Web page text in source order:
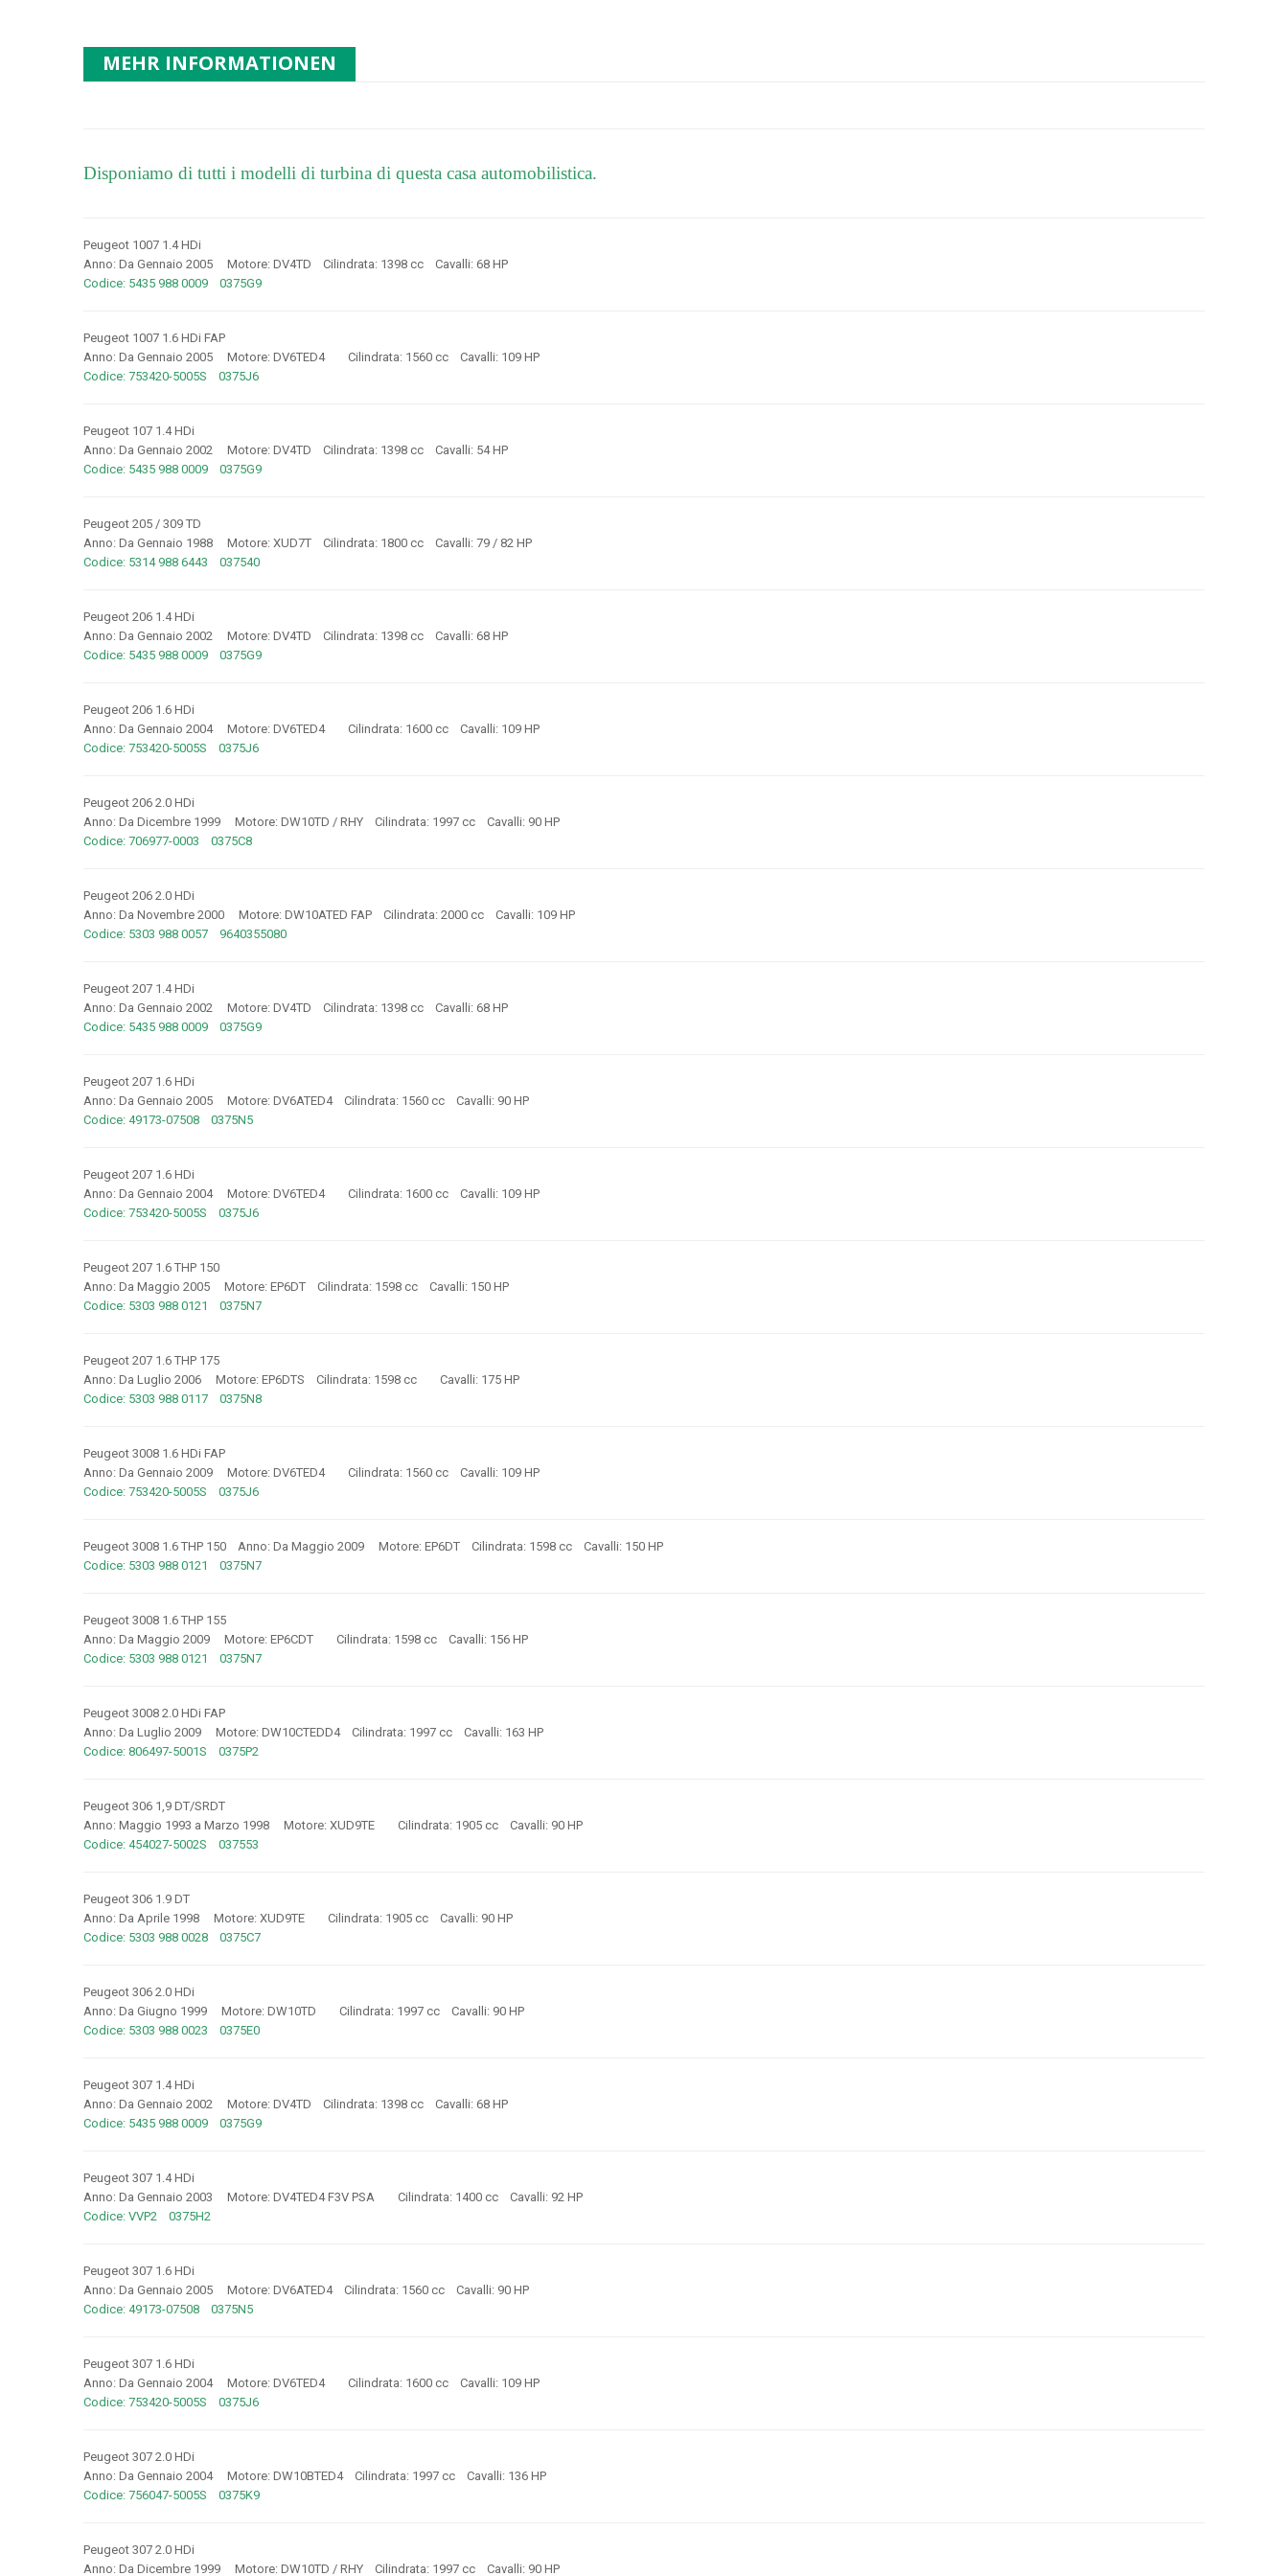
MEHR INFORMATIONEN
Disponiamo di tutti i modelli di turbina di questa casa automobilistica.
Peugeot 1007 1.4 HDi
Anno: Da Gennaio 2005 Motore: DV4TD Cilindrata: 1398 cc Cavalli: 68 HP
Codice: 5435 988 0009 0375G9
Peugeot 1007 1.6 HDi FAP
Anno: Da Gennaio 2005 Motore: DV6TED4 Cilindrata: 1560 cc Cavalli: 109 HP
Codice: 753420-5005S 0375J6
Peugeot 107 1.4 HDi
Anno: Da Gennaio 2002 Motore: DV4TD Cilindrata: 1398 cc Cavalli: 54 HP
Codice: 5435 988 0009 0375G9
Peugeot 205 / 309 TD
Anno: Da Gennaio 1988 Motore: XUD7T Cilindrata: 1800 cc Cavalli: 79 / 82 HP
Codice: 5314 988 6443 037540
Peugeot 206 1.4 HDi
Anno: Da Gennaio 2002 Motore: DV4TD Cilindrata: 1398 cc Cavalli: 68 HP
Codice: 5435 988 0009 0375G9
Peugeot 206 1.6 HDi
Anno: Da Gennaio 2004 Motore: DV6TED4 Cilindrata: 1600 cc Cavalli: 109 HP
Codice: 753420-5005S 0375J6
Peugeot 206 2.0 HDi
Anno: Da Dicembre 1999 Motore: DW10TD / RHY Cilindrata: 1997 cc Cavalli: 90 HP
Codice: 706977-0003 0375C8
Peugeot 206 2.0 HDi
Anno: Da Novembre 2000 Motore: DW10ATED FAP Cilindrata: 2000 cc Cavalli: 109 HP
Codice: 5303 988 0057 9640355080
Peugeot 207 1.4 HDi
Anno: Da Gennaio 2002 Motore: DV4TD Cilindrata: 1398 cc Cavalli: 68 HP
Codice: 5435 988 0009 0375G9
Peugeot 207 1.6 HDi
Anno: Da Gennaio 2005 Motore: DV6ATED4 Cilindrata: 1560 cc Cavalli: 90 HP
Codice: 49173-07508 0375N5
Peugeot 207 1.6 HDi
Anno: Da Gennaio 2004 Motore: DV6TED4 Cilindrata: 1600 cc Cavalli: 109 HP
Codice: 753420-5005S 0375J6
Peugeot 207 1.6 THP 150
Anno: Da Maggio 2005 Motore: EP6DT Cilindrata: 1598 cc Cavalli: 150 HP
Codice: 5303 988 0121 0375N7
Peugeot 207 1.6 THP 175
Anno: Da Luglio 2006 Motore: EP6DTS Cilindrata: 1598 cc Cavalli: 175 HP
Codice: 5303 988 0117 0375N8
Peugeot 3008 1.6 HDi FAP
Anno: Da Gennaio 2009 Motore: DV6TED4 Cilindrata: 1560 cc Cavalli: 109 HP
Codice: 753420-5005S 0375J6
Peugeot 3008 1.6 THP 150 Anno: Da Maggio 2009 Motore: EP6DT Cilindrata: 1598 cc Cavalli: 150 HP
Codice: 5303 988 0121 0375N7
Peugeot 3008 1.6 THP 155
Anno: Da Maggio 2009 Motore: EP6CDT Cilindrata: 1598 cc Cavalli: 156 HP
Codice: 5303 988 0121 0375N7
Peugeot 3008 2.0 HDi FAP
Anno: Da Luglio 2009 Motore: DW10CTEDD4 Cilindrata: 1997 cc Cavalli: 163 HP
Codice: 806497-5001S 0375P2
Peugeot 306 1,9 DT/SRDT
Anno: Maggio 1993 a Marzo 1998 Motore: XUD9TE Cilindrata: 1905 cc Cavalli: 90 HP
Codice: 454027-5002S 037553
Peugeot 306 1.9 DT
Anno: Da Aprile 1998 Motore: XUD9TE Cilindrata: 1905 cc Cavalli: 90 HP
Codice: 5303 988 0028 0375C7
Peugeot 306 2.0 HDi
Anno: Da Giugno 1999 Motore: DW10TD Cilindrata: 1997 cc Cavalli: 90 HP
Codice: 5303 988 0023 0375E0
Peugeot 307 1.4 HDi
Anno: Da Gennaio 2002 Motore: DV4TD Cilindrata: 1398 cc Cavalli: 68 HP
Codice: 5435 988 0009 0375G9
Peugeot 307 1.4 HDi
Anno: Da Gennaio 2003 Motore: DV4TED4 F3V PSA Cilindrata: 1400 cc Cavalli: 92 HP
Codice: VVP2 0375H2
Peugeot 307 1.6 HDi
Anno: Da Gennaio 2005 Motore: DV6ATED4 Cilindrata: 1560 cc Cavalli: 90 HP
Codice: 49173-07508 0375N5
Peugeot 307 1.6 HDi
Anno: Da Gennaio 2004 Motore: DV6TED4 Cilindrata: 1600 cc Cavalli: 109 HP
Codice: 753420-5005S 0375J6
Peugeot 307 2.0 HDi
Anno: Da Gennaio 2004 Motore: DW10BTED4 Cilindrata: 1997 cc Cavalli: 136 HP
Codice: 756047-5005S 0375K9
Peugeot 307 2.0 HDi
Anno: Da Dicembre 1999 Motore: DW10TD / RHY Cilindrata: 1997 cc Cavalli: 90 HP